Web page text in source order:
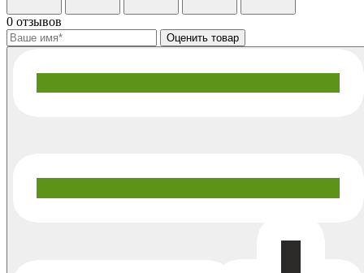
0 отзывов